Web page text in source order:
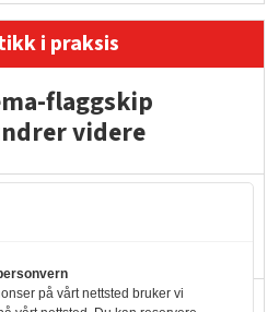
i praksis
flaggskip
videre
på vårt nettsted bruker vi